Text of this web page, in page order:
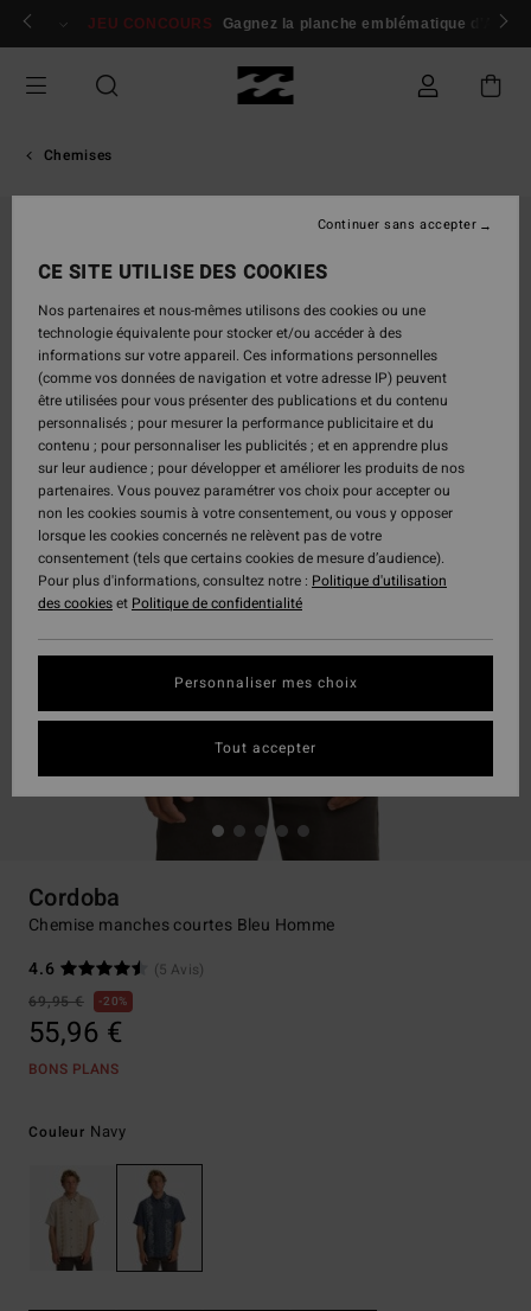
Passer
Se connecter / s'inscrire
JEU CONCOURS Gagnez la planche emblématique d'Andy
Chemises
Cordoba
Chemise manches courtes Bleu Homme
4.6
(5 Avis)
69,95 €
20%
55,96 €
BONS PLANS
Couleur Navy
CE SITE UTILISE DES COOKIES
Nos partenaires et nous-mêmes utilisons des cookies ou une
technologie équivalente pour stocker et/ou accéder à des
informations sur votre appareil. Ces informations personnelles
(comme vos données de navigation et votre adresse IP) peuvent
être utilisées pour vous présenter des publications et du contenu
personnalisés ; pour mesurer la performance publicitaire et du
contenu ; pour personnaliser les publicités ; et en apprendre plus
sur leur audience ; pour développer et améliorer les produits de nos
partenaires. Vous pouvez paramétrer vos choix pour accepter ou
non les cookies soumis à votre consentement, ou vous y opposer
lorsque les cookies concernés ne relèvent pas de votre
consentement (tels que certains cookies de mesure d’audience).
Pour plus d'informations, consultez notre : Politique d'utilisation
des cookieset Politique de confidentialité
Personnaliser mes choix
Continuer sans accepter
Tout accepter